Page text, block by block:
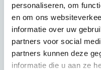
personaliseren, om
en om ons
informatie over uw
partners voor social
partners kunnen deze
informatie die u aan ze
Klantenservice
Bezorg- en retour condities
Passie voor Slapen
Projecten